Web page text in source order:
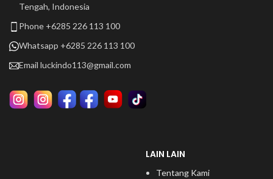
Tengah, Indonesia
Phone +6285 226 113 100
Whatsapp +6285 226 113 100
Email luckindo113@gmail.com
LAIN LAIN
Tentang Kami